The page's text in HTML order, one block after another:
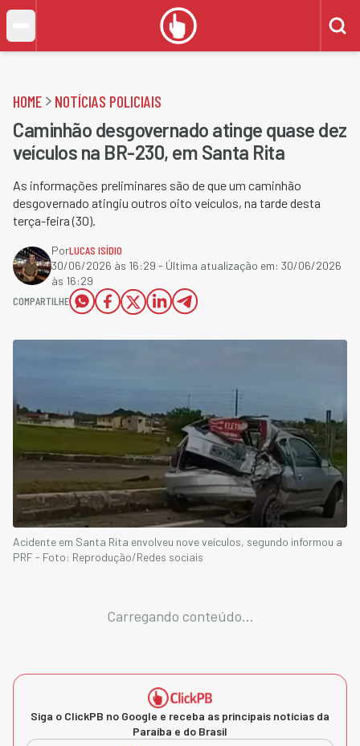
HOME NOTÍCIAS POLICIAIS
Caminhão desgovernado atinge quase dez
veículos na BR-230, em Santa Rita
As informações preliminares são de que um caminhão
desgovernado atingiu outros oito veículos, na tarde desta
terça-feira (30).
PorLUCAS ISÍDIO
30/06/2026 às 16:29 - Última atualização em: 30/06/2026
às 16:29
COMPARTILHE
Acidente em Santa Rita envolveu nove veículos, segundo informou a
PRF - Foto: Reprodução/Redes sociais
Carregando conteúdo...
Siga o ClickPB no Google e receba as principais notícias da
Paraíba e do Brasil